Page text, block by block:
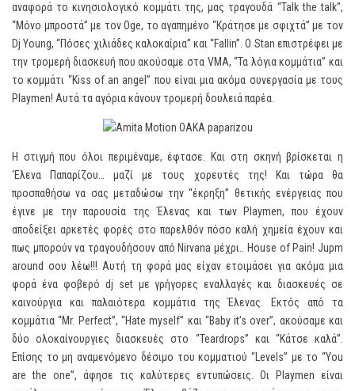
αναφορά το κινησιολογικό κομμάτι της, μας τραγουδά “Talk the talk”,
“Μόνο μπροστά” με τον Oge, το αγαπημένο “Κράτησε με σφιχτά” με τον
Dj Young, “Πόσες χιλιάδες καλοκαίρια” και “Fallin”. Ο Stan επιστρέφει με
την τρομερή διασκευή που ακούσαμε στα VMA, “Τα λόγια κομμάτια” και
το κομμάτι “Kiss of an angel” που είναι μια ακόμα συνεργασία με τους
Playmen! Αυτά τα αγόρια κάνουν τρομερή δουλειά παρέα.
Η στιγμή που όλοι περιμέναμε, έφτασε. Και στη σκηνή βρίσκεται η
‘Ελενα Παπαρίζου… μαζί με τους χορευτές της! Και τώρα θα
προσπαθήσω να σας μεταδώσω την “έκρηξη” θετικής ενέργειας που
έγινε με την παρουσία της Έλενας και των Playmen, που έχουν
αποδείξει αρκετές φορές στο παρελθόν πόσο καλή χημεία έχουν και
πως μπορούν να τραγουδήσουν από Nirvana μέχρι.. House of Pain! Jupm
around σου λέω!!! Αυτή τη φορά μας είχαν ετοιμάσει για ακόμα μια
φορά ένα φοβερό dj set με γρήγορες εναλλαγές και διασκευές σε
καινούργια και παλαιότερα κομμάτια της Έλενας. Εκτός από τα
κομμάτια “Mr. Perfect”, “Hate myself” και “Baby it’s over”, ακούσαμε και
δύο ολοκαίνουργιες διασκευές στο “Teardrops” και “Κάτσε καλά”.
Επίσης το μη αναμενόμενο δέσιμο του κομματιού “Levels” με το “You
are the one”, άφησε τις καλύτερες εντυπώσεις. Οι Playmen είναι